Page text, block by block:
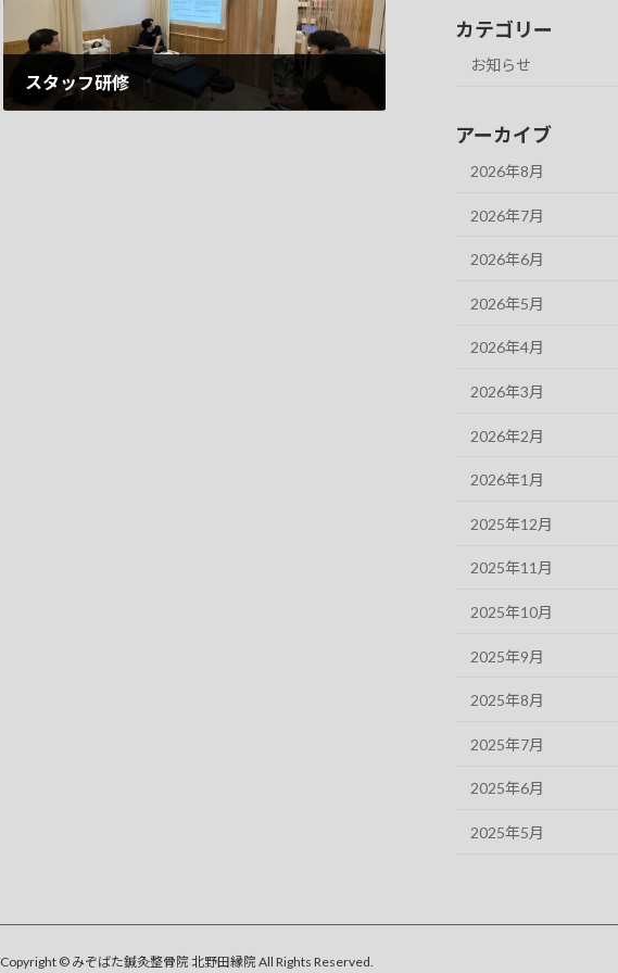
スタッフ研修
カテゴリー
お知らせ
アーカイブ
2026年8月
2026年7月
2026年6月
2026年5月
2026年4月
2026年3月
2026年2月
2026年1月
2025年12月
2025年11月
2025年10月
2025年9月
2025年8月
2025年7月
2025年6月
2025年5月
Copyright © みぞばた鍼灸整骨院 北野田縁院 All Rights Reserved.